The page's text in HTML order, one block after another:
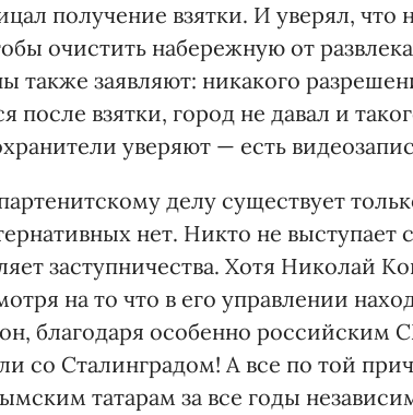
получение взятки. И уверял, что
очистить набережную от
также заявляют: никакого
после взятки, город не давал и
уверяют — есть
делу существует
нет. Никто не выступает
заступничества. Хотя Николай
на то что в его управлении
благодаря особенно российским
со Сталинградом! А все по той
татарам за все годы